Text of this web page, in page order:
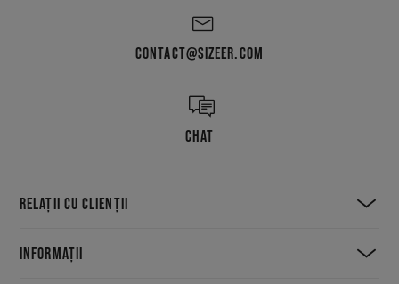
CONTACT@SIZEER.COM
CHAT
RELAȚII CU CLIENȚII
INFORMAȚII